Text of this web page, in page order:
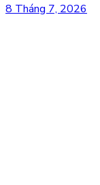
8 Tháng 7, 2026